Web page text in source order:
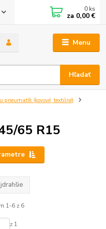
Menu
Hľadať
0 ks
za 0,00 €
pneumatík (kovové, textilné)
65 R15
1-6 z 6
z 1